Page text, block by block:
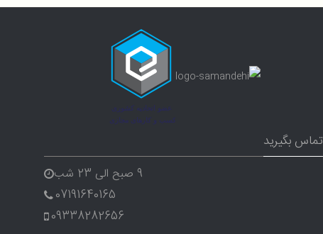
تماس بگیرید
9 صبح الی 23 شب
07191640165
09338282656